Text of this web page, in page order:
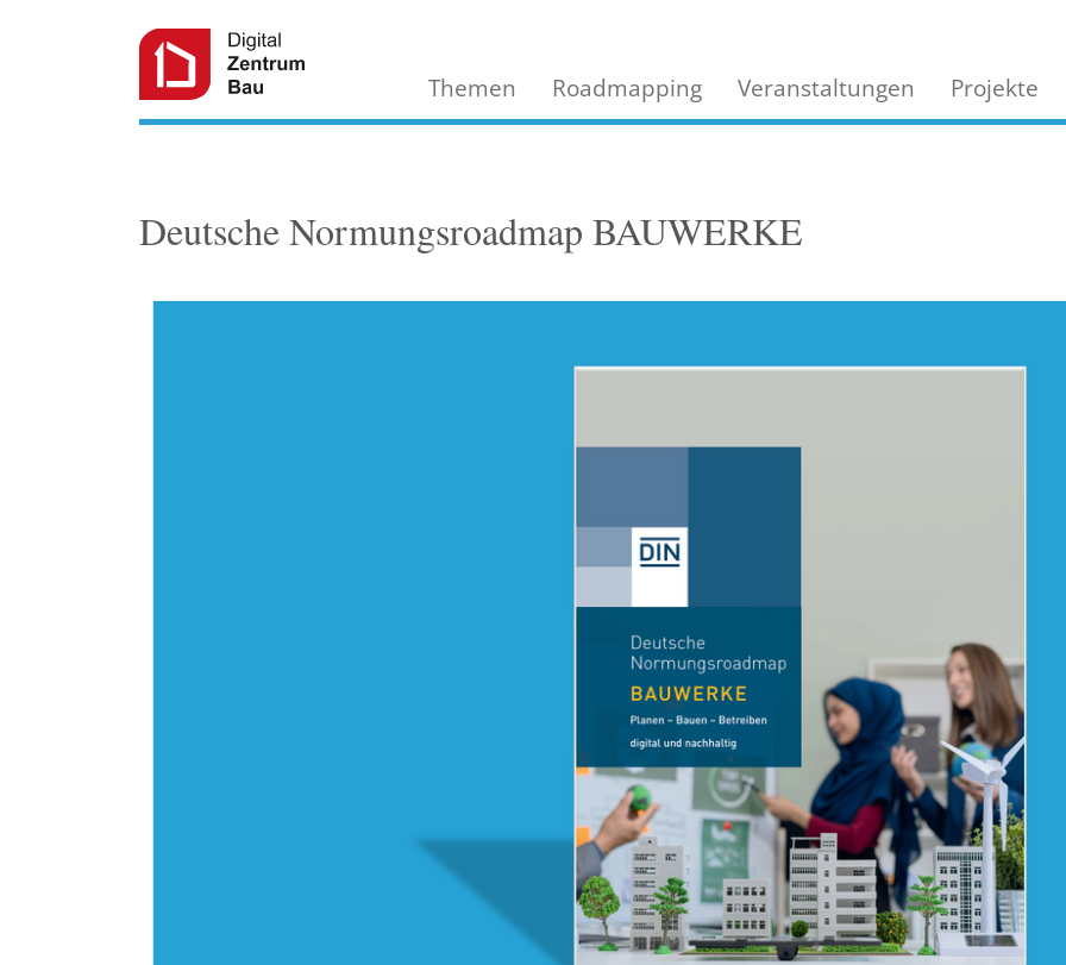
Themen Roadmapping Veranstaltungen Projekte
Deutsche Normungsroadmap BAUWERKE